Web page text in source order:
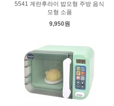
5541 계란후라이 밥모형 주방 음식
모형 소품
9,950원